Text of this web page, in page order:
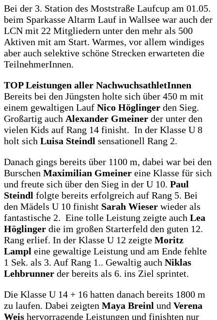
Bei der 3. Station des Moststraße Laufcup am 01.05.
beim Sparkasse Altarm Lauf in Wallsee war auch der
LCN mit 22 Mitgliedern unter den mehr als 500
Aktiven mit am Start. Warmes, vor allem windiges
aber auch selektive schöne Strecken erwarteten die
TeilnehmerInnen.
TOP Leistungen aller NachwuchsathletInnen
Bereits bei den Jüngsten holte sich über 450 m mit
einem gewaltigen Lauf Nico Höglinger den Sieg.
Großartig auch Alexander Gmeiner der unter den
vielen Kids auf Rang 14 finisht. In der Klasse U 8
holt sich Luisa Steindl sensationell Rang 2.
Danach gings bereits über 1100 m, dabei war bei den
Burschen Maximilian Gmeiner eine Klasse für sich
und freute sich über den Sieg in der U 10. Paul
Steindl folgte bereits erfolgreich auf Rang 5. Bei
den Mädels U 10 finisht Sarah Wieser wieder als
fantastische 2. Eine tolle Leistung zeigte auch Lea
Höglinger die im großen Starterfeld den guten 12.
Rang erlief. In der Klasse U 12 zeigte Moritz
Lampl eine gewaltige Leistung und am Ende fehlte
1 Sek. als 3. Auf Rang 1.. Gewaltig auch Niklas
Lehbrunner der bereits als 6. ins Ziel sprintet.
Die Klasse U 14 + 16 hatten danach bereits 1800 m
zu laufen. Dabei zeigten Maya Breinl und Verena
Weis hervorragende Leistungen und finishten nur